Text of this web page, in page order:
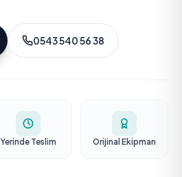
0543 540 56 38
Yerinde Teslim Orijinal Ekipman